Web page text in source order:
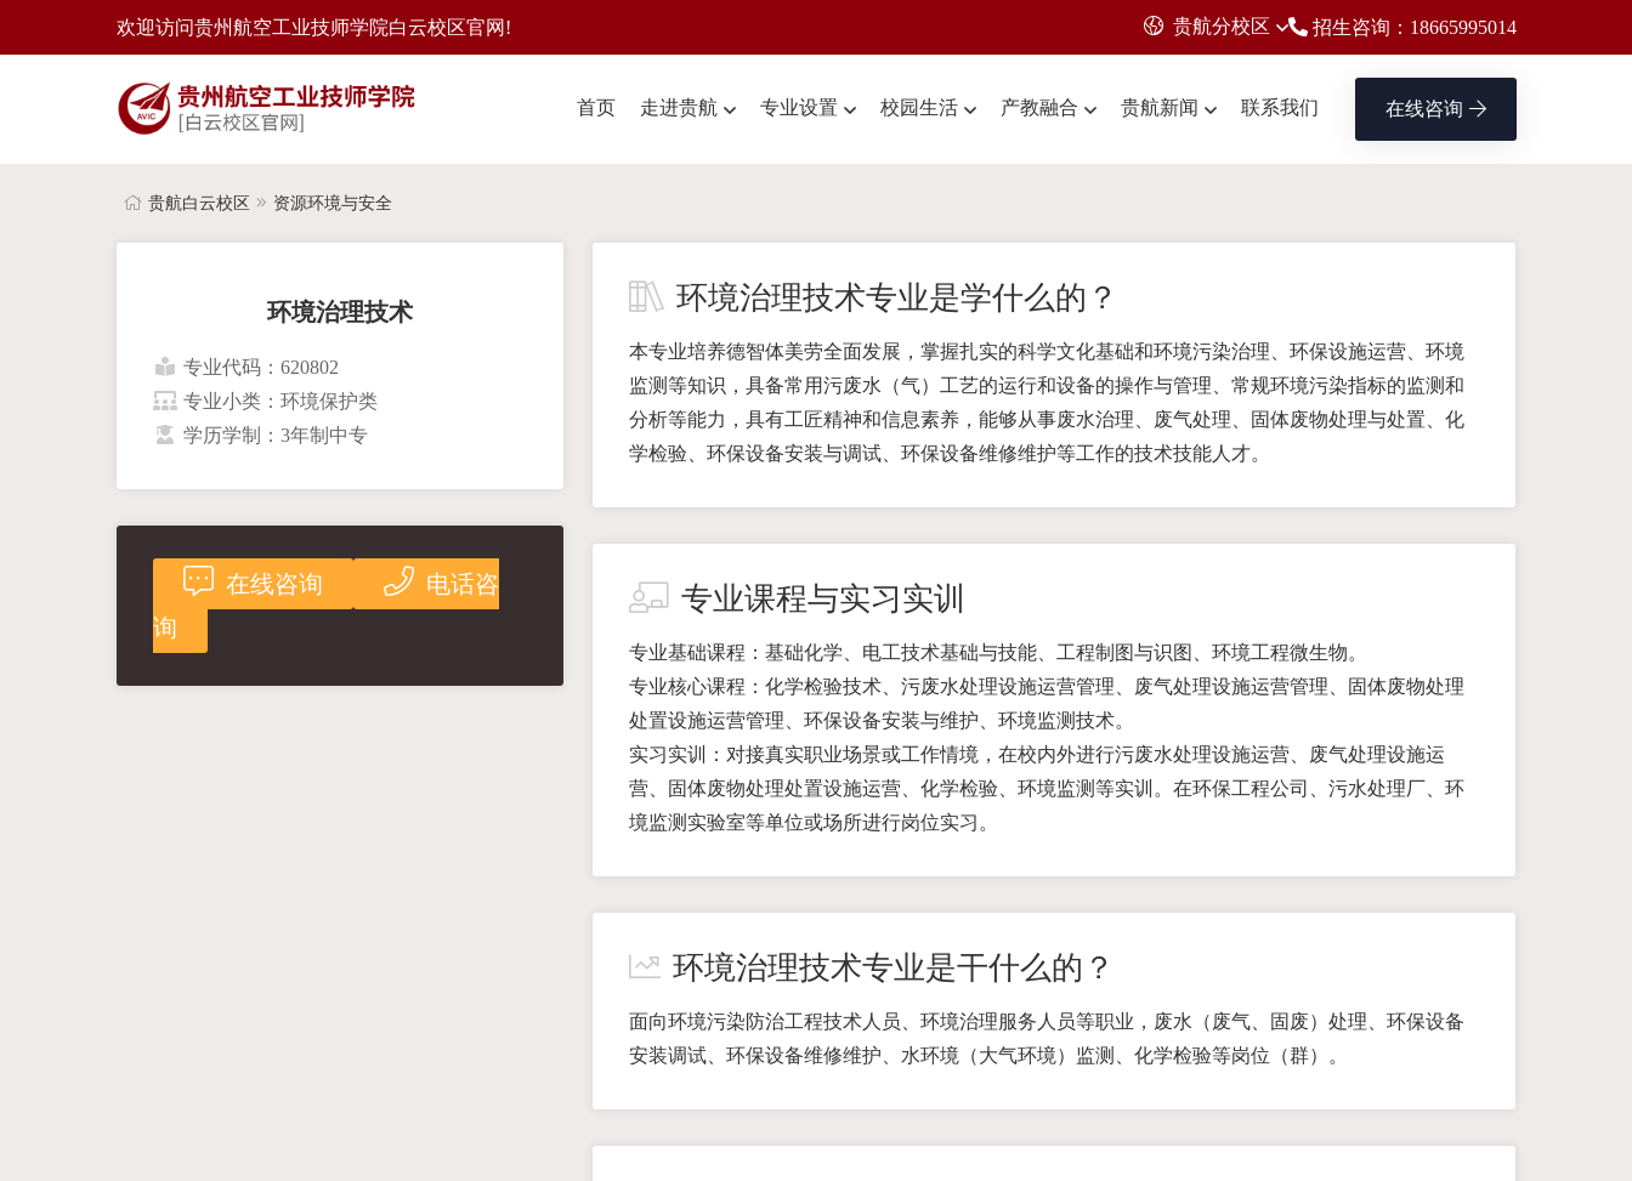
欢迎访问贵州航空工业技师学院白云校区官网! 贵航分校区 招生咨询：18665995014
首页 走进贵航 专业设置 校园生活 产教融合 贵航新闻 联系我们 在线咨询
贵航白云校区 资源环境与安全
环境治理技术
专业代码：620802
专业小类：环境保护类
学历学制：3年制中专
在线咨询
电话咨
询
环境治理技术专业是学什么的？
本专业培养德智体美劳全面发展，掌握扎实的科学文化基础和环境污染治理、环保设施运营、环境
监测等知识，具备常用污废水（气）工艺的运行和设备的操作与管理、常规环境污染指标的监测和
分析等能力，具有工匠精神和信息素养，能够从事废水治理、废气处理、固体废物处理与处置、化
学检验、环保设备安装与调试、环保设备维修维护等工作的技术技能人才。
专业课程与实习实训
专业基础课程：基础化学、电工技术基础与技能、工程制图与识图、环境工程微生物。
专业核心课程：化学检验技术、污废水处理设施运营管理、废气处理设施运营管理、固体废物处理
处置设施运营管理、环保设备安装与维护、环境监测技术。
实习实训：对接真实职业场景或工作情境，在校内外进行污废水处理设施运营、废气处理设施运
营、固体废物处理处置设施运营、化学检验、环境监测等实训。在环保工程公司、污水处理厂、环
境监测实验室等单位或场所进行岗位实习。
环境治理技术专业是干什么的？
面向环境污染防治工程技术人员、环境治理服务人员等职业，废水（废气、固废）处理、环保设备
安装调试、环保设备维修维护、水环境（大气环境）监测、化学检验等岗位（群）。